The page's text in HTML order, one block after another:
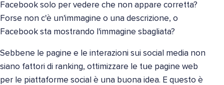
Facebook solo per vedere che non appare corretta?
Forse non c'è un'immagine o una descrizione, o
Facebook sta mostrando l'immagine sbagliata?
Sebbene le pagine e le interazioni sui social media non
siano fattori di ranking, ottimizzare le tue pagine web
per le piattaforme social è una buona idea. E questo è